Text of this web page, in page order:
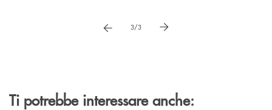
vai a immagne precedente
1/3 vai a immagine successiva
Ti potrebbe interessare anche: